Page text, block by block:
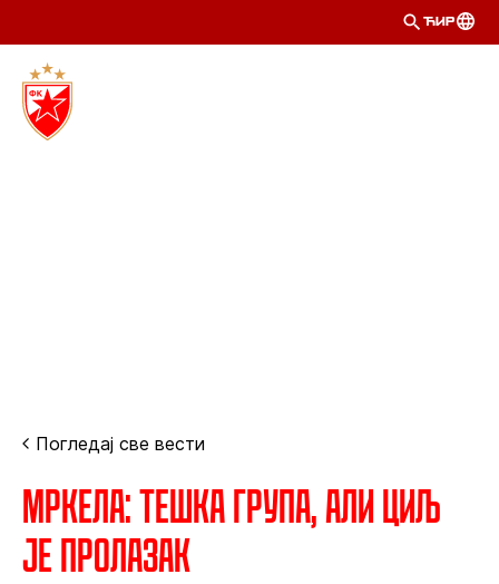
ЋИР
Погледај све вести
Мркела: Тешка група, али циљ
је пролазак